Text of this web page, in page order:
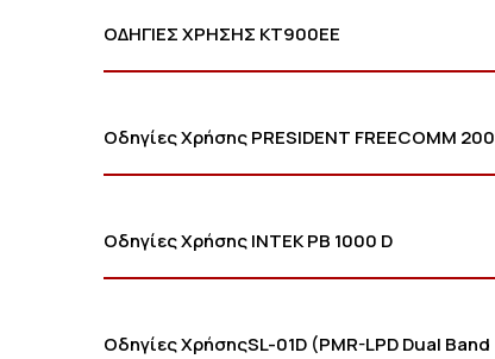
ΟΔΗΓΙΕΣ ΧΡΗΣΗΣ ΚΤ900ΕΕ
Οδηγίες Χρήσης PRESIDENT FREECOMM 200
Οδηγίες Χρήσης INTEK PB 1000 D
Οδηγίες ΧρήσηςSL-01D (PMR-LPD Dual Band